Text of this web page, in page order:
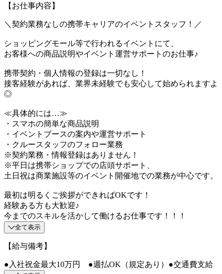
【お仕事内容】
＼契約業務なしの携帯キャリアのイベントスタッフ！／
ショッピングモール等で行われるイベントにて、
お客様への商品説明やイベント運営サポートのお仕事♪
携帯契約・個人情報の登録は一切なし！
接客経験があれば、業界未経験でも安心して始められますよ
◎
≪具体的には…≫
・スマホの簡単な商品説明
・イベントブースの案内や運営サポート
・クルースタッフのフォロー業務
※契約業務・情報登録はありません！
※平日は携帯ショップでの店頭サポート、
土日祝は商業施設等のイベント開催地での業務が中心です。
最初は明るくご挨拶ができればOKです！
経験ある方も大歓迎♪
今までのスキルを活かして働けるお仕事です！！！
全て表示
【給与備考】
●入社祝金最大10万円 ●週払OK（規定あり）●交通費支給